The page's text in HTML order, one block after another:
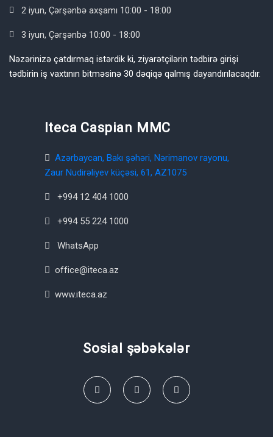
2 iyun, Çərşənbə axşamı 10:00 - 18:00
3 iyun, Çərşənbə 10:00 - 18:00
Nəzərinizə çatdırmaq istərdik ki, ziyarətçilərin tədbirə girişi
tədbirin iş vaxtının bitməsinə 30 dəqiqə qalmış dayandırılacaqdır.
Iteca Caspian MMC
Azərbaycan, Bakı şəhəri, Nərimanov rayonu,
Zaur Nudirəliyev küçəsi, 61, AZ1075
+994 12 404 1000
+994 55 224 1000
WhatsApp
office@iteca.az
www.iteca.az
Sosial şəbəkələr